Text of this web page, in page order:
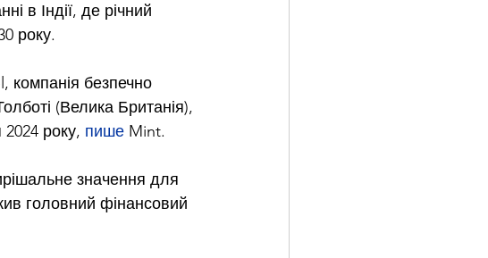
в Індії, де річний
року.
компанія безпечно
(Велика Британія),
року, пише Mint.
значення для
головний фінансовий